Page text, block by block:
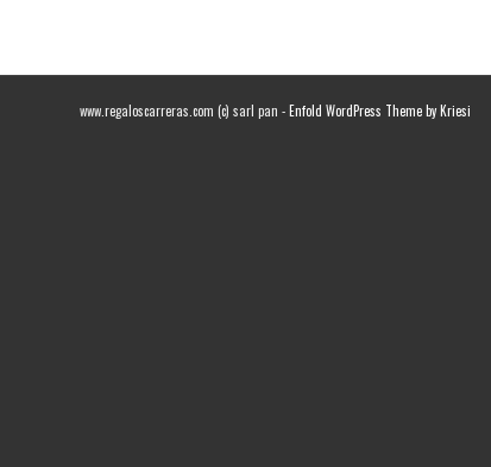
www.regaloscarreras.com (c) sarl pan -Enfold WordPress Theme by Kriesi